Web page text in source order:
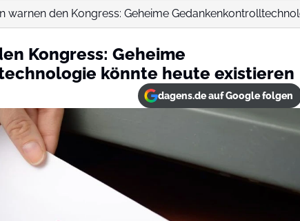
warnen den Kongress: Geheime
Kongress: Geheime
könnte heute existieren
dagens.de auf Google folgen